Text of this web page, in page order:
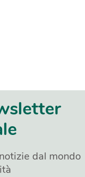
dal mondo